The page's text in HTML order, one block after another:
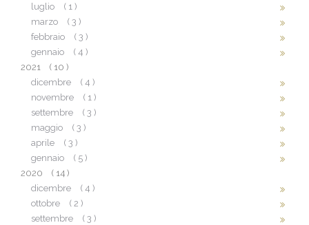
luglio
( 1 )
marzo
( 3 )
febbraio
( 3 )
gennaio
( 4 )
2021
( 10 )
dicembre
( 4 )
novembre
( 1 )
settembre
( 3 )
maggio
( 3 )
aprile
( 3 )
gennaio
( 5 )
2020
( 14 )
dicembre
( 4 )
ottobre
( 2 )
settembre
( 3 )